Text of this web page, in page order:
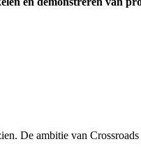
De ambitie van